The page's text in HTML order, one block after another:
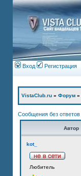
Вход Регистрация
VistaClub.ru » Форум »
Сообщения без ответов
Автор
kot_
Любитель